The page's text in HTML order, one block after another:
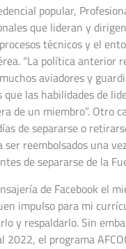
popular,
que lideran y
técnicos y el
“La política anterior
aviadores y
las habilidades de
de un miembro”. Otro
de separarse o
reembolsados ​​una
de separarse de la
de Facebook el
impulso para mi
y respaldarlo. Sin
el programa